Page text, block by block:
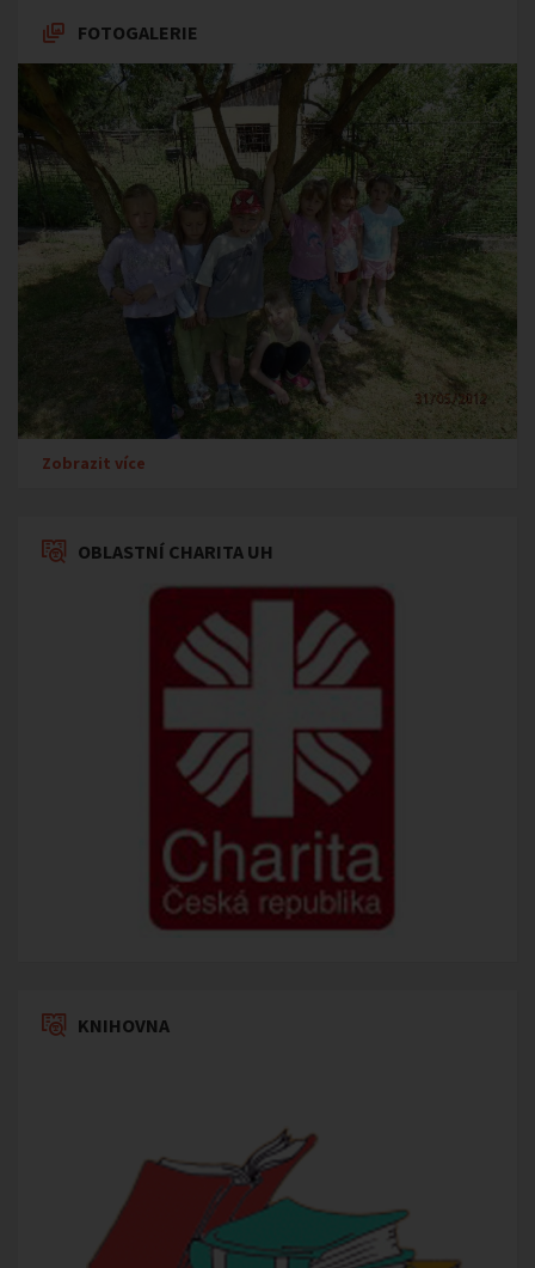
FOTOGALERIE
Zobrazit více
OBLASTNÍ CHARITA UH
KNIHOVNA